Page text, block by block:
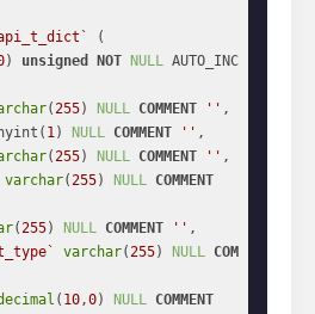
(
) unsigned NOT NULL AUTO_INC
(255) NULL COMMENT '' ,
1) NULL COMMENT '' ,
(255) NULL COMMENT '' ,
varchar(255) NULL COMMENT
(255) NULL COMMENT '' ,
varchar(255) NULL COM
( 10,0) NULL COMMENT